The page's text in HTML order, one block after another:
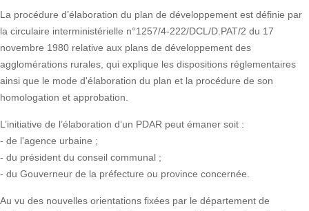
La procédure d’élaboration du plan de développement est définie par
la circulaire interministérielle n°1257/4-222/DCL/D.PAT/2 du 17
novembre 1980 relative aux plans de développement des
agglomérations rurales, qui explique les dispositions réglementaires
ainsi que le mode d'élaboration du plan et la procédure de son
homologation et approbation.
L’initiative de l’élaboration d’un PDAR peut émaner soit :
- de l'agence urbaine ;
- du président du conseil communal ;
- du Gouverneur de la préfecture ou province concernée.
Au vu des nouvelles orientations fixées par le département de